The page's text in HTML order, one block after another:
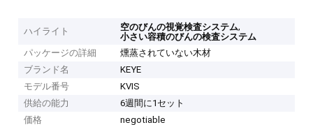
ハイライト 空のびんの視覚検査システム,
小さい容積のびんの検査システム
パッケージの詳細
燻蒸されていない木材
ブランド名
KEYE
モデル番号
KVIS
供給の能力
6週間に1セット
価格
negotiable